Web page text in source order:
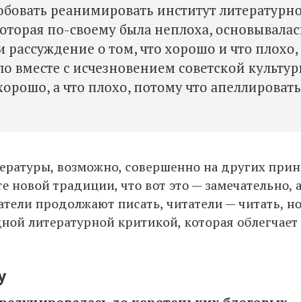
реанимировать институт
по-своему была неплоха,
рассуждение о том, что хорошо и что
вместе с исчезновением советской
а что плохо, потому что апеллировать
возможно, совершенно на других
новой традиции, что вот это — замечательно,
продолжают писать, читатели — читать,
литературной критикой, которая